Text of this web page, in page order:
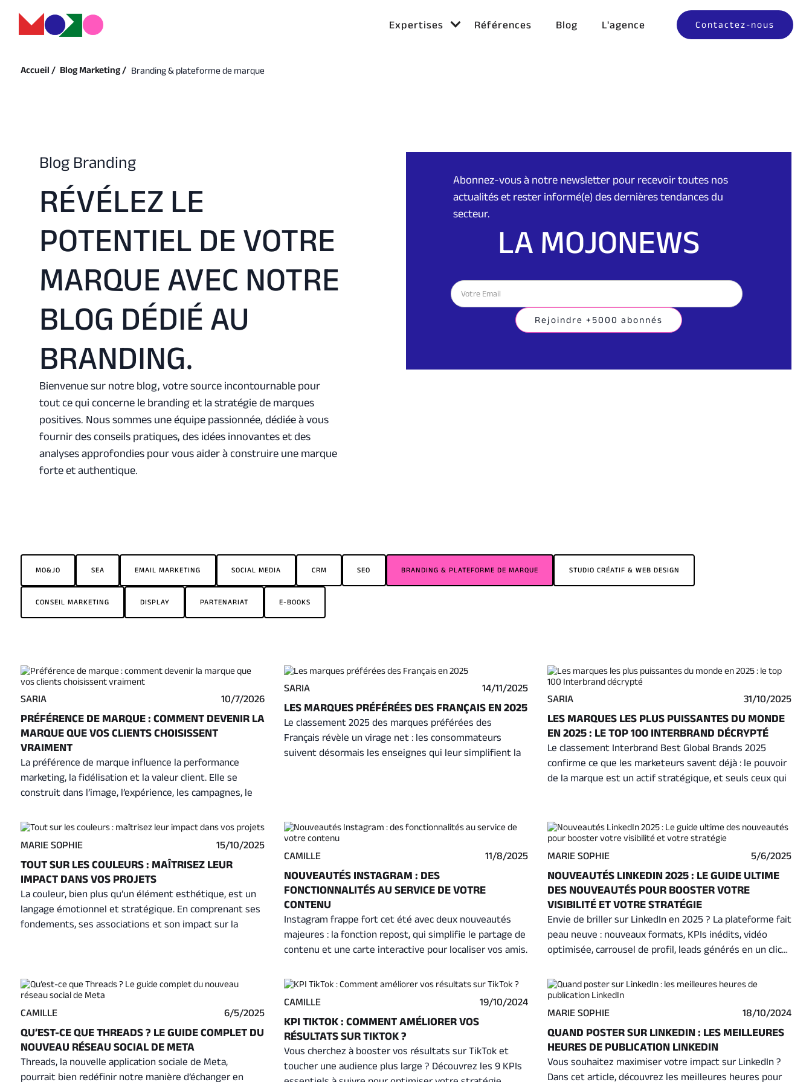
Expertises Références Blog L'agence Contactez-nous
Accueil / Blog Marketing / Branding & plateforme de marque
Blog Branding
RÉVÉLEZ LE
POTENTIEL DE VOTRE
MARQUE AVEC NOTRE
BLOG DÉDIÉ AU
BRANDING.
Bienvenue sur notre blog, votre source incontournable pour
tout ce qui concerne le branding et la stratégie de marques
positives. Nous sommes une équipe passionnée, dédiée à vous
fournir des conseils pratiques, des idées innovantes et des
analyses approfondies pour vous aider à construire une marque
forte et authentique.
Abonnez-vous à notre newsletter pour recevoir toutes nos
actualités et rester informé(e) des dernières tendances du
secteur.
LA MOJONEWS
MO&JO SEA EMAIL MARKETING SOCIAL MEDIA CRM SEO BRANDING & PLATEFORME DE MARQUE STUDIO CRÉATIF & WEB DESIGN
CONSEIL MARKETING DISPLAY PARTENARIAT E-BOOKS
SARIA 10/7/2026
PRÉFÉRENCE DE MARQUE : COMMENT DEVENIR LA
MARQUE QUE VOS CLIENTS CHOISISSENT
VRAIMENT
La préférence de marque influence la performance
marketing, la fidélisation et la valeur client. Elle se
construit dans l’image, l’expérience, les campagnes, le
entreprise, l’enjeu est simple : rester présente au bon
facilement.
SARIA 14/11/2025
LES MARQUES PRÉFÉRÉES DES FRANÇAIS EN 2025
Le classement 2025 des marques préférées des
Français révèle un virage net : les consommateurs
suivent désormais les enseignes qui leur simplifient la
veulent créer une vraie préférence.
SARIA 31/10/2025
LES MARQUES LES PLUS PUISSANTES DU MONDE
EN 2025 : LE TOP 100 INTERBRAND DÉCRYPTÉ
Le classement Interbrand Best Global Brands 2025
confirme ce que les marketeurs savent déjà : le pouvoir
de la marque est un actif stratégique, et seuls ceux qui
MARIE SOPHIE 15/10/2025
TOUT SUR LES COULEURS : MAÎTRISEZ LEUR
IMPACT DANS VOS PROJETS
La couleur, bien plus qu’un élément esthétique, est un
langage émotionnel et stratégique. En comprenant ses
fondements, ses associations et son impact sur la
chaque projet, qu’il s’agisse de design, de
communication ou de branding.
CAMILLE 11/8/2025
NOUVEAUTÉS INSTAGRAM : DES
FONCTIONNALITÉS AU SERVICE DE VOTRE
CONTENU
Instagram frappe fort cet été avec deux nouveautés
majeures : la fonction repost, qui simplifie le partage de
contenu et une carte interactive pour localiser vos amis.
les liens et offrir de nouvelles opportunités aux
ces fonctionnalités peuvent transformer votre
présence sur la plateforme.
MARIE SOPHIE 5/6/2025
NOUVEAUTÉS LINKEDIN 2025 : LE GUIDE ULTIME
DES NOUVEAUTÉS POUR BOOSTER VOTRE
VISIBILITÉ ET VOTRE STRATÉGIE
Envie de briller sur LinkedIn en 2025 ? La plateforme fait
peau neuve : nouveaux formats, KPIs inédits, vidéo
optimisée, carrousel de profil, leads générés en un clic…
visibilité et transformer vos publications en leviers de
performance. Ce guide vous donne les clés pour tirer
parti de chaque nouveauté LinkedIn.
CAMILLE 6/5/2025
QU’EST-CE QUE THREADS ? LE GUIDE COMPLET DU
NOUVEAU RÉSEAU SOCIAL DE META
Threads, la nouvelle application sociale de Meta,
pourrait bien redéfinir notre manière d’échanger en
CAMILLE 19/10/2024
KPI TIKTOK : COMMENT AMÉLIORER VOS
RÉSULTATS SUR TIKTOK ?
Vous cherchez à booster vos résultats sur TikTok et
toucher une audience plus large ? Découvrez les 9 KPIs
MARIE SOPHIE 18/10/2024
QUAND POSTER SUR LINKEDIN : LES MEILLEURES
HEURES DE PUBLICATION LINKEDIN
Vous souhaitez maximiser votre impact sur LinkedIn ?
Dans cet article, découvrez les meilleures heures pour